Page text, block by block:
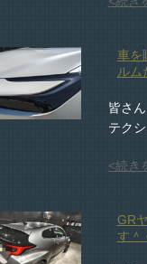
車を
ルム
皆さ
テク
<続き
GR
す＾